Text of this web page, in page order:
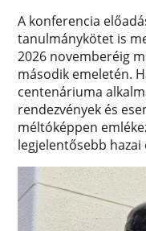
A konferencia
tanulmánykötet is
2026 novemberéig
második emeletén.
centenáriuma
rendezvények és
méltóképpen
legjelentősebb hazai